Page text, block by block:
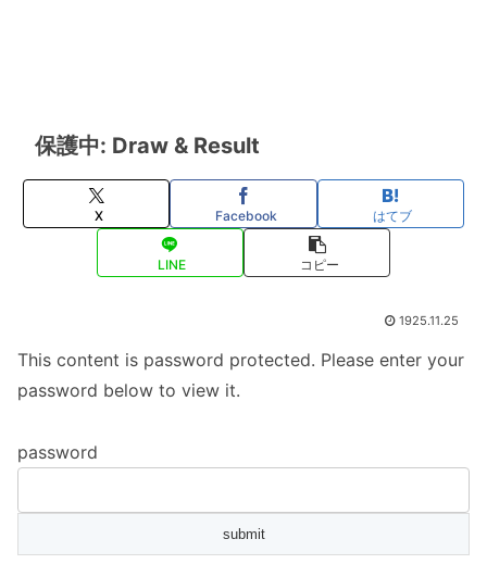
保護中: Draw & Result
X Facebook はてブ
LINE コピー
1925.11.25
This content is password protected. Please enter your
password below to view it.
password